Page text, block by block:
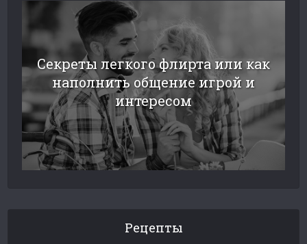
Секреты легкого флирта или как
наполнить общение игрой и
интересом
Рецепты